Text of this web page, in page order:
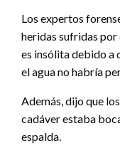
Los expertos
heridas sufridas por
es insólita debido a
el agua no habría
Además, dijo que
cadáver estaba
espalda.